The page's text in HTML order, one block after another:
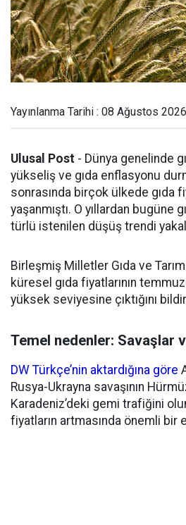
Yayınlanma Tarihi : 08 Ağustos
Ulusal Post - Dünya genelinde
yükseliş ve gıda enflasyonu
sonrasında birçok ülkede gıda
yaşanmıştı. O yıllardan bugüne
türlü istenilen düşüş trendi
Birleşmiş Milletler Gıda ve
küresel gıda fiyatlarının
yüksek seviyesine çıktığını
Temel nedenler: Savaşlar
DW Türkçe’nin aktardığına göre
Rusya-Ukrayna savaşının
Karadeniz’deki gemi trafiğini
fiyatların artmasında önemli bir